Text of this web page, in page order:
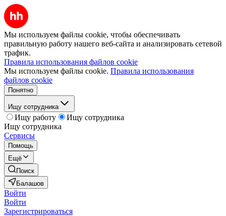
Мы используем файлы cookie, чтобы обеспечивать
правильную работу нашего веб-сайта и анализировать сетевой
трафик.
Правила использования файлов cookie
Мы используем файлы cookie. Правила использования
файлов cookie
Понятно
Ищу сотрудника
Ищу работу
Ищу сотрудника
Ищу сотрудника
Сервисы
Помощь
Ещё
Поиск
Балашов
Войти
Войти
Зарегистрироваться